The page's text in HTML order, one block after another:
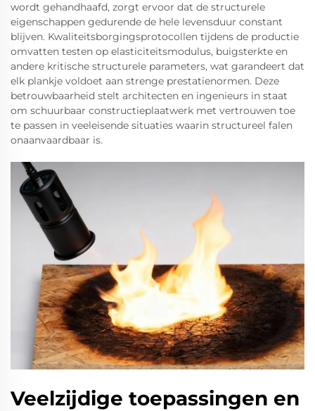
wordt gehandhaafd, zorgt ervoor dat de structurele
eigenschappen gedurende de hele levensduur constant
blijven. Kwaliteitsborgingsprotocollen tijdens de productie
omvatten testen op elasticiteitsmodulus, buigsterkte en
andere kritische structurele parameters, wat garandeert dat
elk plankje voldoet aan strenge prestatienormen. Deze
betrouwbaarheid stelt architecten en ingenieurs in staat
om schuurbaar constructieplaatwerk met vertrouwen toe
te passen in veeleisende situaties waarin structureel falen
onaanvaardbaar is.
Veelzijdige toepassingen en